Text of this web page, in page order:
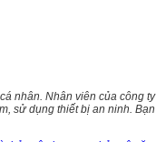
nhân. Nhân viên của công ty
sử dụng thiết bị an ninh. Bạn